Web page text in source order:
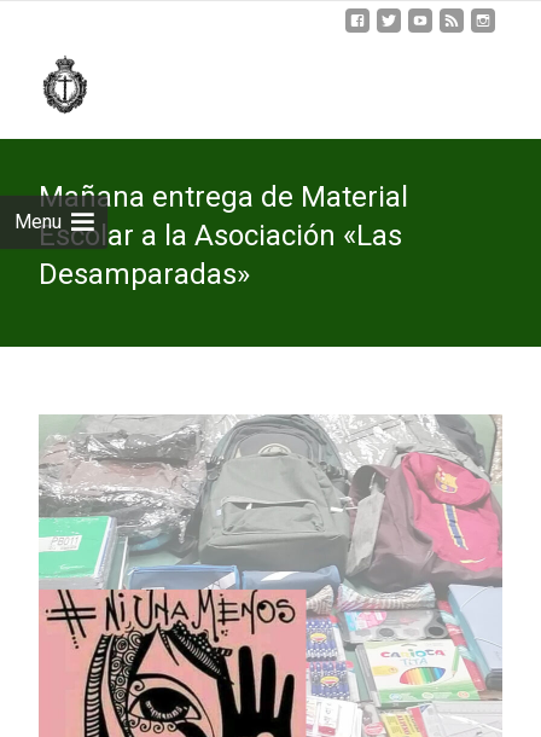
Menu
Mañana entrega de Material
Escolar a la Asociación «Las
Desamparadas»